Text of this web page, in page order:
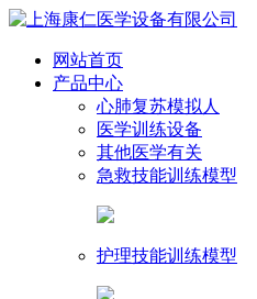
网站首页
产品中心
心肺复苏模拟人
医学训练设备
其他医学有关
急救技能训练模型
护理技能训练模型